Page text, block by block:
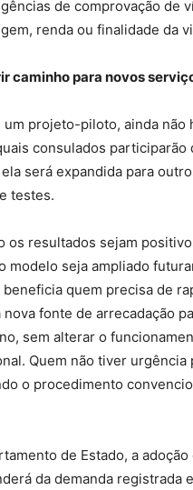
de comprovação de
renda ou finalidade da
caminho para novos
um projeto-piloto, ainda não
consulados participarão
será expandida para
testes.
os resultados sejam
modelo seja ampliado
quem precisa de
fonte de arrecadação
sem alterar o
Quem não tiver urgência
o procedimento
de Estado, a
da demanda registrada